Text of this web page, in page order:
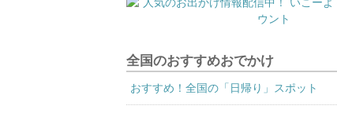
全国のおすすめおでかけ
おすすめ！全国の「日帰り」スポット